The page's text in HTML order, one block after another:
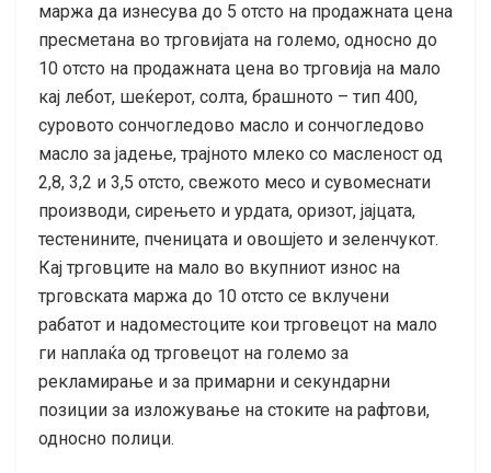
маржа да изнесува до 5 отсто на продажната цена
пресметана во трговијата на големо, односно до
10 отсто на продажната цена во трговија на мало
кај лебот, шеќерот, солта, брашното – тип 400,
суровото сончогледово масло и сончогледово
масло за јадење, трајното млеко со масленост од
2,8, 3,2 и 3,5 отсто, свежото месо и сувомеснати
производи, сирењето и урдата, оризот, јајцата,
тестенините, пченицата и овошјето и зеленчукот.
Кај трговците на мало во вкупниот износ на
трговската маржа до 10 отсто се вклучени
рабатот и надоместоците кои трговецот на мало
ги наплаќа од трговецот на големо за
рекламирање и за примарни и секундарни
позиции за изложување на стоките на рафтови,
односно полици.